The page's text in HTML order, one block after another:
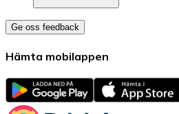
Ge oss feedback
Hämta mobilappen